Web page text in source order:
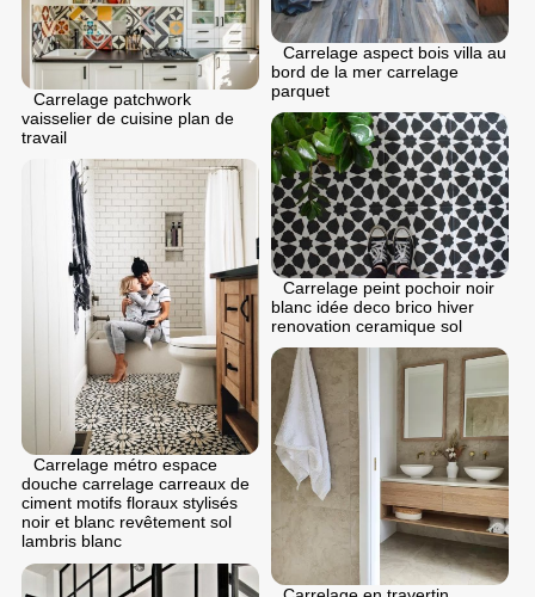
Carrelage aspect bois villa au
bord de la mer carrelage
parquet
Carrelage patchwork
vaisselier de cuisine plan de
travail
Carrelage peint pochoir noir
blanc idée deco brico hiver
renovation ceramique sol
Carrelage métro espace
douche carrelage carreaux de
ciment motifs floraux stylisés
noir et blanc revêtement sol
lambris blanc